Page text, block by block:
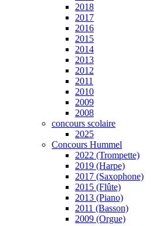
2018
2017
2016
2015
2014
2013
2012
2011
2010
2009
2008
concours scolaire
2025
Concours Hummel
2022 (Trompette)
2019 (Harpe)
2017 (Saxophone)
2015 (Flûte)
2013 (Piano)
2011 (Basson)
2009 (Orgue)